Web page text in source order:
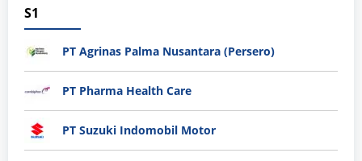
S1
PT Agrinas Palma Nusantara (Persero)
PT Pharma Health Care
PT Suzuki Indomobil Motor